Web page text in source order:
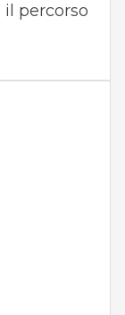
il percorso